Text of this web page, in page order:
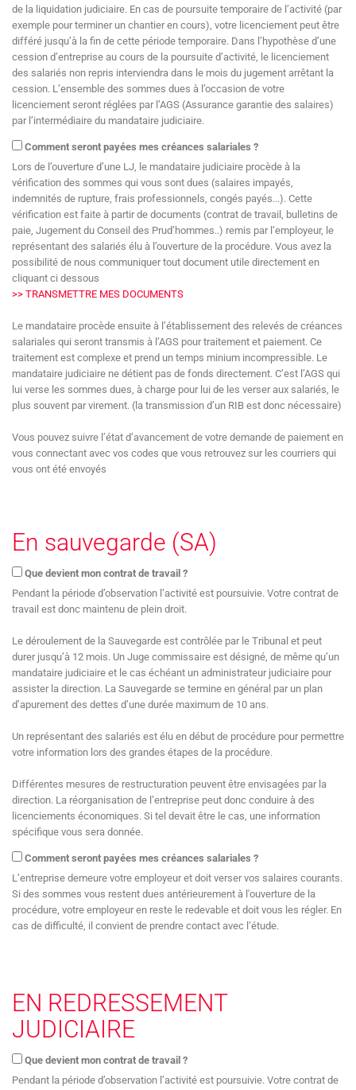
de la liquidation judiciaire. En cas de poursuite temporaire de l’activité (par
exemple pour terminer un chantier en cours), votre licenciement peut être
différé jusqu’à la fin de cette période temporaire. Dans l’hypothèse d’une
cession d’entreprise au cours de la poursuite d’activité, le licenciement
des salariés non repris interviendra dans le mois du jugement arrêtant la
cession. L’ensemble des sommes dues à l’occasion de votre
licenciement seront réglées par l’AGS (Assurance garantie des salaires)
par l’intermédiaire du mandataire judiciaire.
Comment seront payées mes créances salariales ?
Lors de l’ouverture d’une LJ, le mandataire judiciaire procède à la
vérification des sommes qui vous sont dues (salaires impayés,
indemnités de rupture, frais professionnels, congés payés...). Cette
vérification est faite à partir de documents (contrat de travail, bulletins de
paie, Jugement du Conseil des Prud’hommes..) remis par l’employeur, le
représentant des salariés élu à l’ouverture de la procédure. Vous avez la
possibilité de nous communiquer tout document utile directement en
cliquant ci dessous
>> TRANSMETTRE MES DOCUMENTS
Le mandataire procède ensuite à l’établissement des relevés de créances
salariales qui seront transmis à l’AGS pour traitement et paiement. Ce
traitement est complexe et prend un temps minium incompressible. Le
mandataire judiciaire ne détient pas de fonds directement. C’est l’AGS qui
lui verse les sommes dues, à charge pour lui de les verser aux salariés, le
plus souvent par virement. (la transmission d’un RIB est donc nécessaire)
Vous pouvez suivre l’état d’avancement de votre demande de paiement en
vous connectant avec vos codes que vous retrouvez sur les courriers qui
vous ont été envoyés
En sauvegarde (SA)
Que devient mon contrat de travail ?
Pendant la période d’observation l’activité est poursuivie. Votre contrat de
travail est donc maintenu de plein droit.
Le déroulement de la Sauvegarde est contrôlée par le Tribunal et peut
durer jusqu’à 12 mois. Un Juge commissaire est désigné, de même qu’un
mandataire judiciaire et le cas échéant un administrateur judiciaire pour
assister la direction. La Sauvegarde se termine en général par un plan
d’apurement des dettes d’une durée maximum de 10 ans.
Un représentant des salariés est élu en début de procédure pour permettre
votre information lors des grandes étapes de la procédure.
Différentes mesures de restructuration peuvent être envisagées par la
direction. La réorganisation de l’entreprise peut donc conduire à des
licenciements économiques. Si tel devait être le cas, une information
spécifique vous sera donnée.
Comment seront payées mes créances salariales ?
L’entreprise demeure votre employeur et doit verser vos salaires courants.
Si des sommes vous restent dues antérieurement à l'ouverture de la
procédure, votre employeur en reste le redevable et doit vous les régler. En
cas de difficulté, il convient de prendre contact avec l’étude.
EN REDRESSEMENT
JUDICIAIRE
Que devient mon contrat de travail ?
Pendant la période d’observation l’activité est poursuivie. Votre contrat de